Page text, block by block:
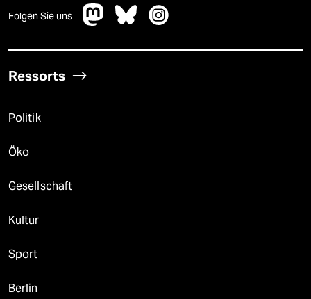
Folgen Sie uns
Ressorts
Politik
Öko
Gesellschaft
Kultur
Sport
Berlin